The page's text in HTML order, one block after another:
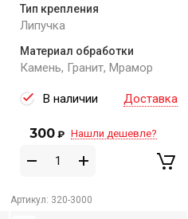
Тип крепления
Липучка
Материал обработки
Камень, Гранит, Мрамор
В наличии Доставка
300 ₽ Нашли дешевле?
Артикул: 320-3000